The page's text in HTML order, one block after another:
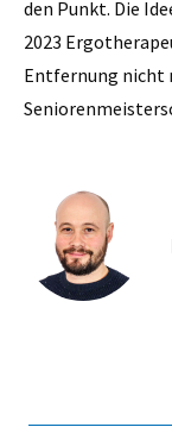
den Punkt. Die
2023
Entfernung nicht